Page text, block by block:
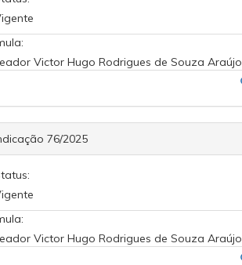
Victor Hugo Rodrigues de Souza Araújo
76/2025
Victor Hugo Rodrigues de Souza Araújo